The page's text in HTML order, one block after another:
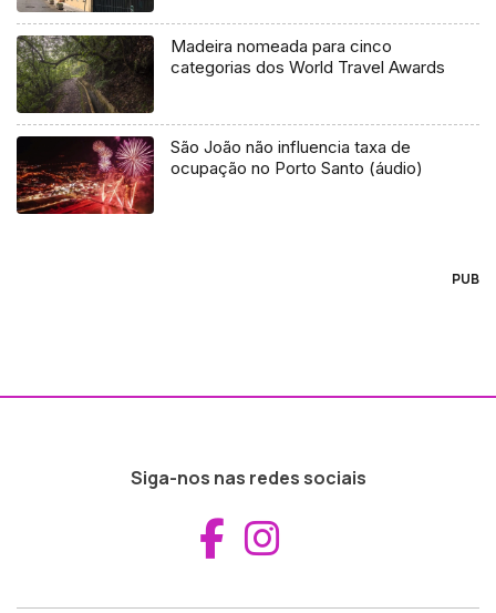
Madeira nomeada para cinco
categorias dos World Travel Awards
São João não influencia taxa de
ocupação no Porto Santo (áudio)
PUB
Siga-nos nas redes sociais
Aceder ao